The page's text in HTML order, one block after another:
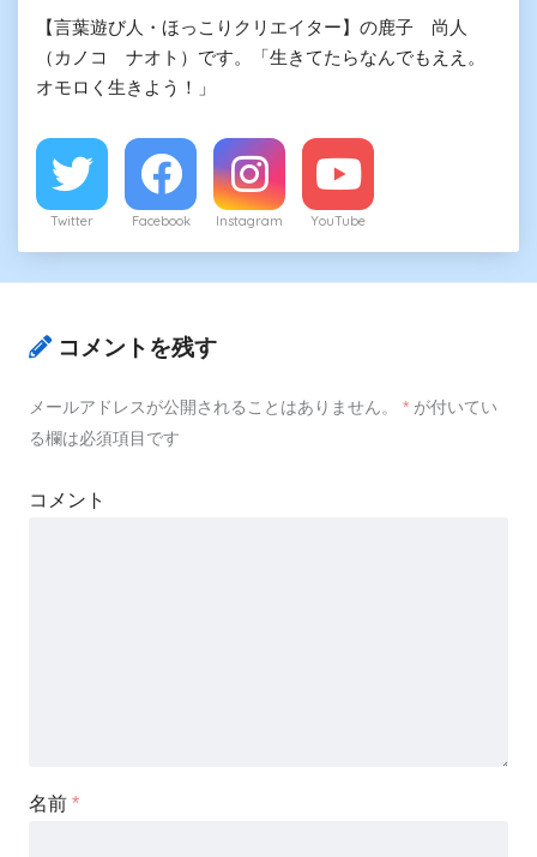
【言葉遊び人・ほっこりクリエイター】の鹿子 尚人
（カノコ ナオト）です。「生きてたらなんでもええ。
オモロく生きよう！」
Twitter Facebook Instagram YouTube
コメントを残す
メールアドレスが公開されることはありません。 * が付いてい
る欄は必須項目です
コメント
名前 *